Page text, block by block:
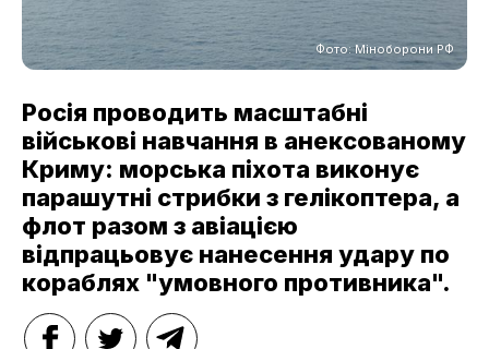
Фото: Міноборони РФ
Росія проводить масштабні
військові навчання в анексованому
Криму: морська піхота виконує
парашутні стрибки з гелікоптера, а
флот разом з авіацією
відпрацьовує нанесення удару по
кораблях "умовного противника".